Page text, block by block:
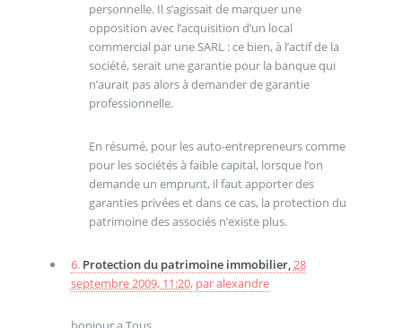
personnelle. Il s’agissait de marquer une
opposition avec l’acquisition d’un local
commercial par une SARL : ce bien, à l’actif de la
société, serait une garantie pour la banque qui
n’aurait pas alors à demander de garantie
professionnelle.
En résumé, pour les auto-entrepreneurs comme
pour les sociétés à faible capital, lorsque l’on
demande un emprunt, il faut apporter des
garanties privées et dans ce cas, la protection du
patrimoine des associés n’existe plus.
6. Protection du patrimoine immobilier,28
septembre 2009, 11:20, paralexandre